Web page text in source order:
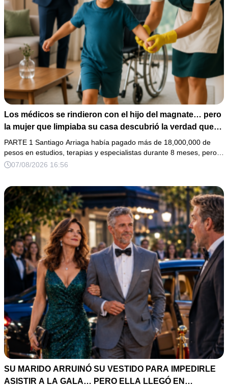
Los médicos se rindieron con el hijo del magnate… pero
la mujer que limpiaba su casa descubrió la verdad que
nadie quiso escuchar.
PARTE 1 Santiago Arriaga había pagado más de 18,000,000 de
pesos en estudios, terapias y especialistas durante 8 meses, pero…
07/08/2026 16:56
SU MARIDO ARRUINÓ SU VESTIDO PARA IMPEDIRLE
ASISTIR A LA GALA… PERO ELLA LLEGÓ EN